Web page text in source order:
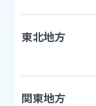
東北地方
関東地方